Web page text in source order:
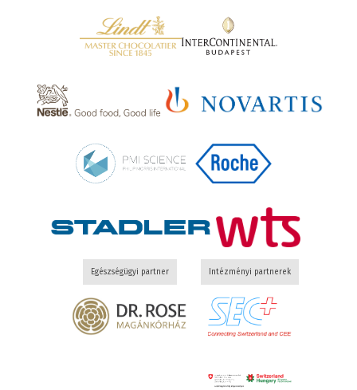
Egészségügyi partner Intézményi partnerek